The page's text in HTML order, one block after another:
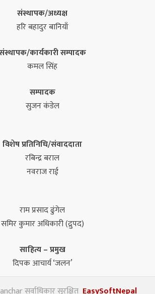
संस्थापक/अध्यक्ष
हरि बहादुर बानियाँ
कार्यकारी सम्पादक
कमल सिंह
सम्पादक
सुजन कंडेल
विशेष प्रतिनिधि/संवाददाता
रबिन्द्र बराल
नवराज राई
राम प्रसाद ढुंगेल
समिर कुमार अधिकारी (द्रुपद)
साहित्य – प्रमुख
दिपक आचार्य ‘जलन’